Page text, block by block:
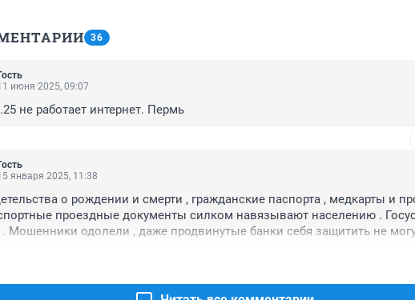
36
июня 2025, 09:07
не работает интернет. Пермь
января 2025, 11:38
о рождении и смерти , гражданские паспорта , медкарты и
проездные документы силком навязывают населению .
Мошенники одолели , даже продвинутые банки себя защитить не